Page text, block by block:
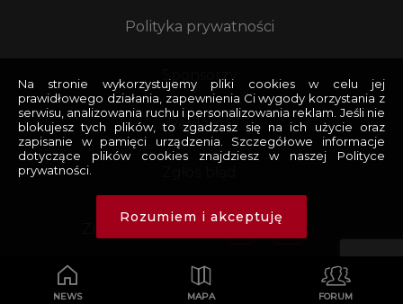
NEWS MAPA FORUM
Polityka prywatności
Sponsorzy
Reklama
Copyright © 2026 Projektadajlidzionek
Realizacja
devlom
Na stronie wykorzystujemy pliki cookies w celu jej
prawidłowego działania, zapewnienia Ci wygody korzystania z
serwisu, analizowania ruchu i personalizowania reklam. Jeśli nie
blokujesz tych plików, to zgadzasz się na ich użycie oraz
zapisanie w pamięci urządzenia. Szczegółowe informacje
dotyczące plików cookies znajdziesz w naszej Polityce
prywatności.
Rozumiem i akceptuję